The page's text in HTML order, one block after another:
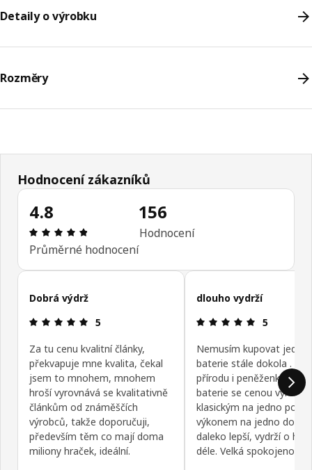
Detaily o výrobku
Rozměry
Hodnocení zákazníků
4.8
Hodnocení výrobku: 4.8 z 5 hvězdičky/hvězdiček
Průměrné hodnocení
156
Hodnocení
Přeskočit recenze zákazníků
Dobrá výdrž
Hodnocení výrobku: 5 z 5 hvězdičky/hvězdiček
5
Za tu cenu kvalitní články,
překvapuje mne kvalita, čekal
jsem to mnohem, mnohem
hroší vyrovnává se kvalitativně
článkům od známěščích
výrobců, takže doporučuji,
především těm co mají doma
miliony hraček, ideální.
dlouho vydrží
5
Nemusím kupovat
baterie stále dokola .
přírodu i peněženku. Tyto
baterie se cenou
klasickým na jedno
výkonem na jedno dobití
daleko lepší, vydrží o
déle. Velká spokojenost.